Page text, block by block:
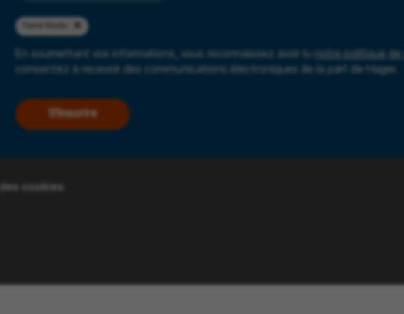
En soumettant vos informations, vous reconnaissez avoir lu notre politique
consentez à recevoir des communications électroniques de la part de Hager.
S'inscrire
cookies